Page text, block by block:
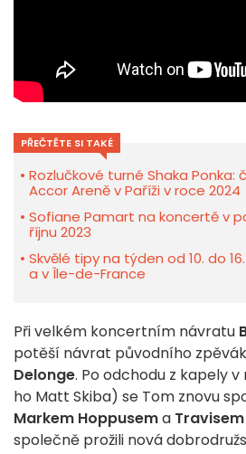
PŘEČTĚTE SI TAKÉ
Rozlučkové turné Shaka Ponka:
Accor Areně v Paříži v roce 2024
Sofiane Pamart na koncertě v
říjnu 2023
Skvělé tipy na týden od 10. do
a v Île-de-France
Při velkém koncertním návratu
potěší návrat původního
Delonge. Po odchodu z kapely
ho Matt Skiba) se Tom znovu
Markem Hoppusema
společně prožili nová